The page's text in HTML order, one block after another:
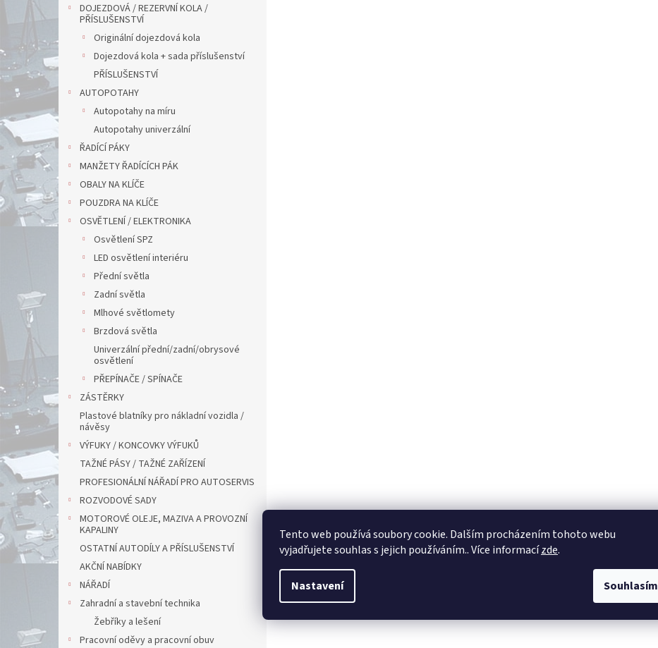
Tento web používá soubory cookie. Dalším procházením tohoto webu
vyjadřujete souhlas s jejich používáním.. Více informacízde.
Nastavení Souhlasím
DOJEZDOVÁ / REZERVNÍ KOLA /
PŘÍSLUŠENSTVÍ
Originální dojezdová kola
Dojezdová kola + sada příslušenství
PŘÍSLUŠENSTVÍ
AUTOPOTAHY
Autopotahy na míru
Autopotahy univerzální
ŘADÍCÍ PÁKY
MANŽETY ŘADÍCÍCH PÁK
OBALY NA KLÍČE
POUZDRA NA KLÍČE
OSVĚTLENÍ / ELEKTRONIKA
Osvětlení SPZ
LED osvětlení interiéru
Přední světla
Zadní světla
Mlhové světlomety
Brzdová světla
Univerzální přední/zadní/obrysové
osvětlení
PŘEPÍNAČE / SPÍNAČE
ZÁSTĚRKY
Plastové blatníky pro nákladní vozidla /
návěsy
VÝFUKY / KONCOVKY VÝFUKŮ
TAŽNÉ PÁSY / TAŽNÉ ZAŘÍZENÍ
PROFESIONÁLNÍ NÁŘADÍ PRO AUTOSERVIS
ROZVODOVÉ SADY
MOTOROVÉ OLEJE, MAZIVA A PROVOZNÍ
KAPALINY
OSTATNÍ AUTODÍLY A PŘÍSLUŠENSTVÍ
AKČNÍ NABÍDKY
NÁŘADÍ
Zahradní a stavební technika
Žebříky a lešení
Pracovní oděvy a pracovní obuv